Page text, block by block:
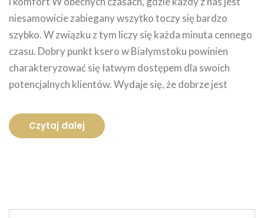
niesamowicie zabiegany wszytko toczy się bardzo
szybko. W związku z tym liczy się każda minuta cennego
czasu. Dobry punkt ksero w Białymstoku powinien
charakteryzować się łatwym dostępem dla swoich
potencjalnych klientów. Wydaje się, że dobrze jest
Czytaj dalej